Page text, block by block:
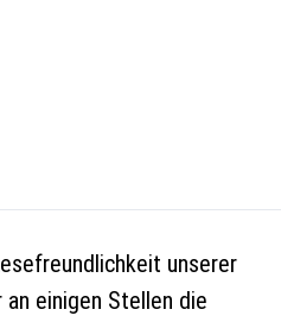
unserer
einigen Stellen die